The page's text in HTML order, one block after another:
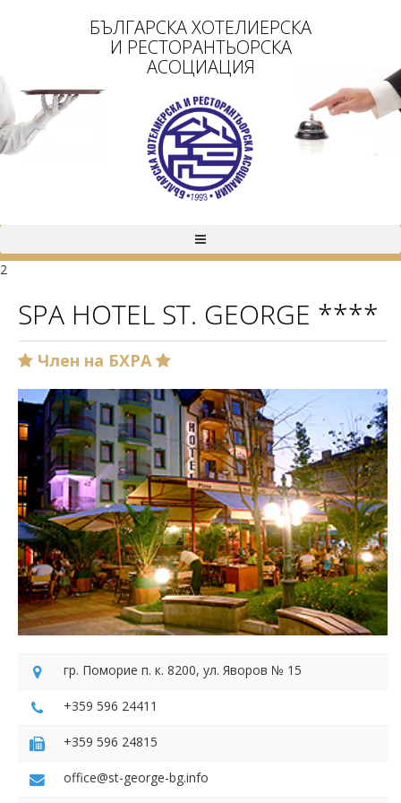
БЪЛГАРСКА ХОТЕЛИЕРСКА
И РЕСТОРАНТЬОРСКА
АСОЦИАЦИЯ
2
SPA HOTEL ST. GEORGE ****
Член на БХРА
гр. Поморие п. к. 8200, ул. Яворов № 15
+359 596 24411
+359 596 24815
office@st-george-bg.info